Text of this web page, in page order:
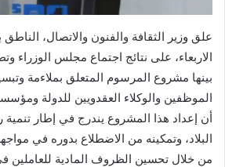
علق وزير الثقافة والفنون والاتصال،
الاربعاء، على نتائج اجتماع مجلس الوزراء
بينها مشروع المرسوم المتعلق بملاءمة
الموظفين والوكلاء العقدويين للدولة
أن إعداد هذا المشروع يندرج في إطار
البلاد، وتمكينه من الاضطلاع بدوره في
من خلال تحسين الظروف المادية للعاملين